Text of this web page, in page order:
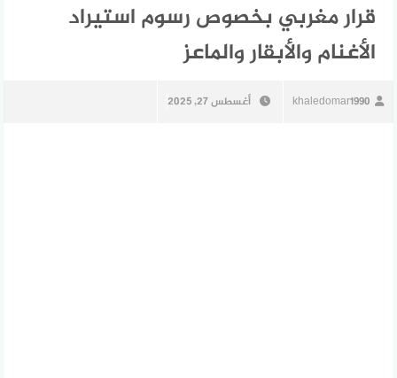
قرار مغربي بخصوص رسوم استيراد
الأغنام والأبقار والماعز
khaledomar1990 أغسطس 27, 2025